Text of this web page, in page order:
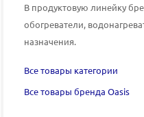
В продуктовую линейку
обогреватели,
назначения.
Все товары категории
Все товары бренда Oasis